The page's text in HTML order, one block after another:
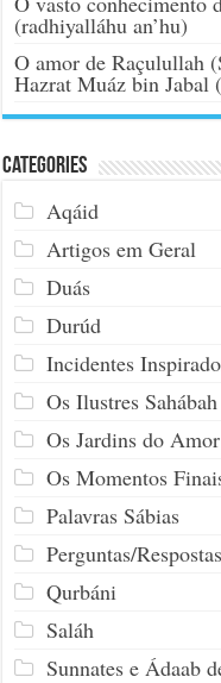
(radhiyalláhu an’hu)
O amor de Raçulullah
Hazrat Muáz bin Jabal
Categories
Aqáid
Artigos em Geral
Duás
Durúd
Incidentes
Os Ilustres Sahábah
Os Jardins do Amor
Os Momentos
Palavras Sábias
Perguntas/Respostas
Qurbáni
Saláh
Sunnates e Ádaab